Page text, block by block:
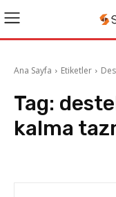
Ana Sayfa Etiketler
Tag:
kalma